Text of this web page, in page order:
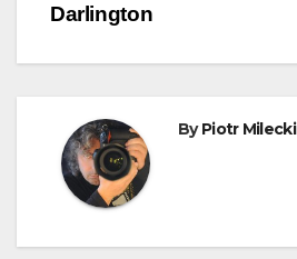
Darlington
ByPiotr Milecki